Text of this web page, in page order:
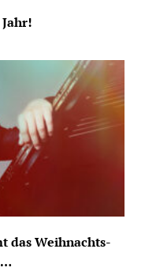
das Weihnachts-